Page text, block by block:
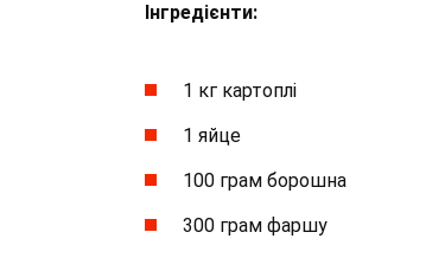
Інгредієнти:
1 кг картоплі
1 яйце
100 грам борошна
300 грам фаршу